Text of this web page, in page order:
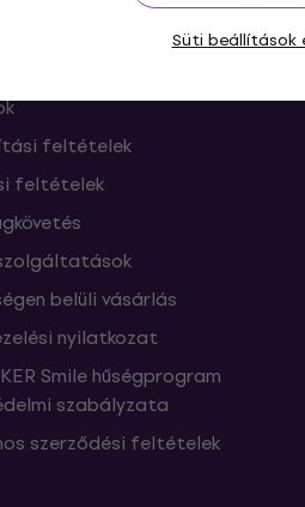
Süti
és elállások a
feltételek
feltételek
belüli vásárlás
nyilatkozat
Smile hűségprogram
szabályzata
szerződési feltételek